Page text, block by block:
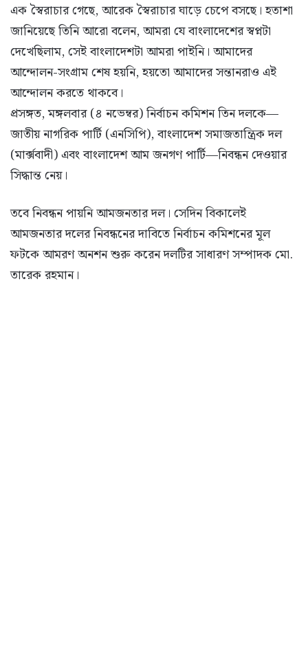
এক স্বৈরাচার গেছে, আরেক স্বৈরাচার ঘাড়ে চেপে বসছে। হতাশা
জানিয়েছে তিনি আরো বলেন, আমরা যে বাংলাদেশের স্বপ্নটা
দেখেছিলাম, সেই বাংলাদেশটা আমরা পাইনি। আমাদের
আন্দোলন-সংগ্রাম শেষ হয়নি, হয়তো আমাদের সন্তানরাও এই
আন্দোলন করতে থাকবে।
প্রসঙ্গত, মঙ্গলবার (৪ নভেম্বর) নির্বাচন কমিশন তিন দলকে—
জাতীয় নাগরিক পার্টি (এনসিপি), বাংলাদেশ সমাজতান্ত্রিক দল
(মার্ক্সবাদী) এবং বাংলাদেশ আম জনগণ পার্টি—নিবন্ধন দেওয়ার
সিদ্ধান্ত নেয়।
তবে নিবন্ধন পায়নি আমজনতার দল। সেদিন বিকালেই
আমজনতার দলের নিবন্ধনের দাবিতে নির্বাচন কমিশনের মূল
ফটকে আমরণ অনশন শুরু করেন দলটির সাধারণ সম্পাদক মো.
তারেক রহমান।